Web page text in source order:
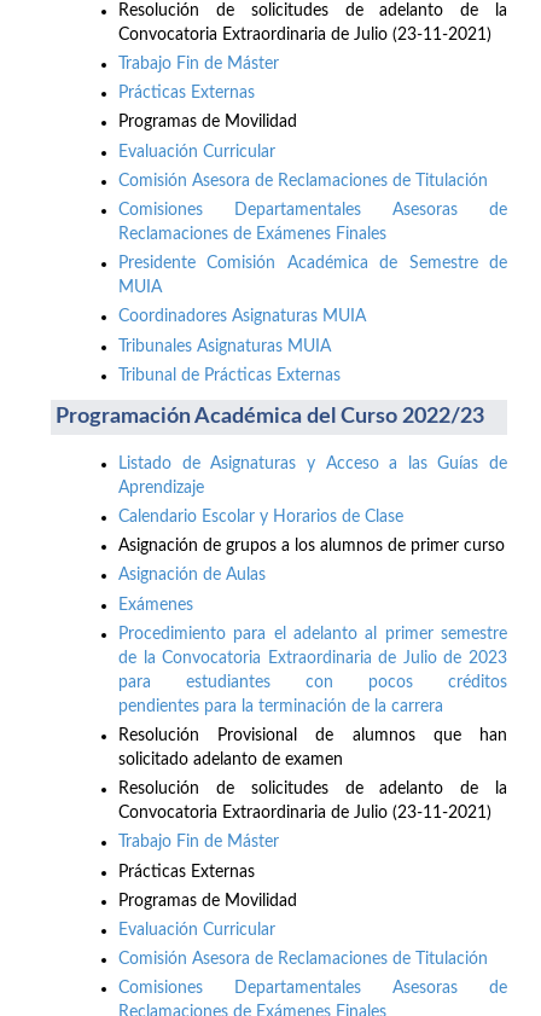
Resolución de solicitudes de adelanto de la
Convocatoria Extraordinaria de Julio (23-11-2021)
Trabajo Fin de Máster
Prácticas Externas
Programas de Movilidad
Evaluación Curricular
Comisión Asesora de Reclamaciones de Titulación
Comisiones Departamentales Asesoras de
Reclamaciones de Exámenes Finales
Presidente Comisión Académica de Semestre de
MUIA
Coordinadores Asignaturas MUIA
Tribunales Asignaturas MUIA
Tribunal de Prácticas Externas
Programación Académica del Curso 2022/23
Listado de Asignaturas y Acceso a las Guías de
Aprendizaje
Calendario Escolar y Horarios de Clase
Asignación de grupos a los alumnos de primer curso
Asignación de Aulas
Exámenes
Procedimiento para el adelanto al primer semestre
de la Convocatoria Extraordinaria de Julio de 2023
para estudiantes con pocos créditos
pendientes para la terminación de la carrera
Resolución Provisional de alumnos que han
solicitado adelanto de examen
Resolución de solicitudes de adelanto de la
Convocatoria Extraordinaria de Julio (23-11-2021)
Trabajo Fin de Máster
Prácticas Externas
Programas de Movilidad
Evaluación Curricular
Comisión Asesora de Reclamaciones de Titulación
Comisiones Departamentales Asesoras de